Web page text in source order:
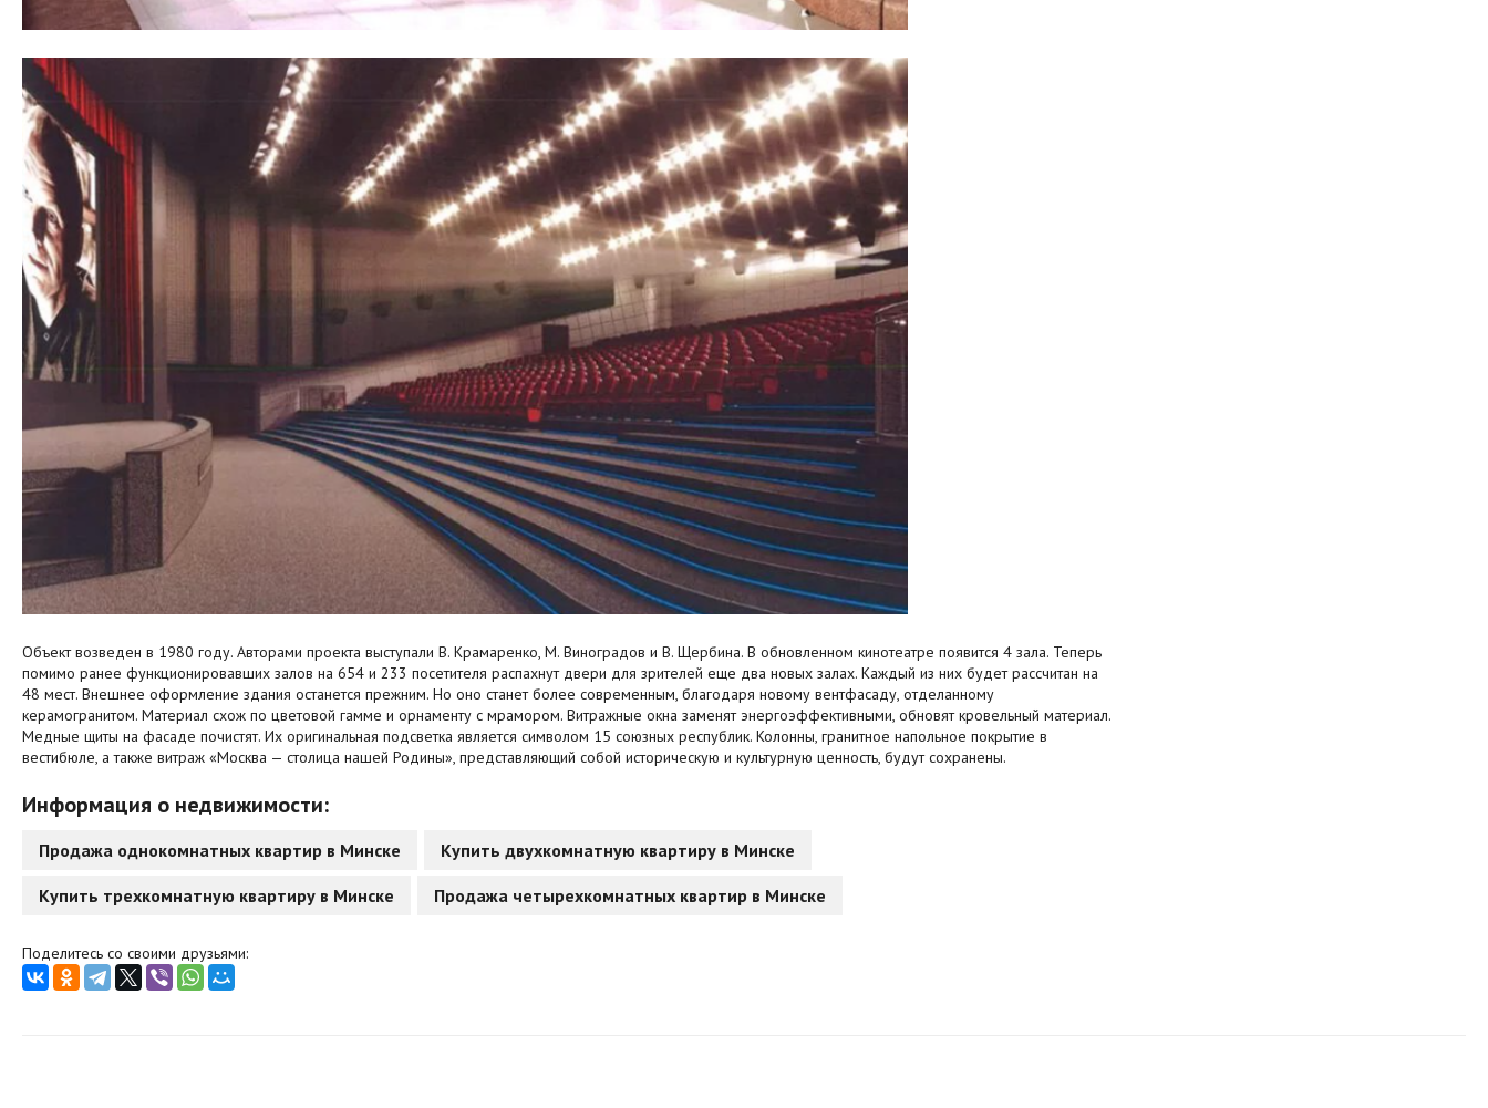
Объект возведен в 1980 году. Авторами проекта выступали В. Крамаренко, М. Виноградов и В. Щербина. В обновленном кинотеатре появится 4 зала. Теперь
помимо ранее функционировавших залов на 654 и 233 посетителя распахнут двери для зрителей еще два новых залах. Каждый из них будет рассчитан на
48 мест. Внешнее оформление здания останется прежним. Но оно станет более современным, благодаря новому вентфасаду, отделанному
керамогранитом. Материал схож по цветовой гамме и орнаменту с мрамором. Витражные окна заменят энергоэффективными, обновят кровельный материал.
Медные щиты на фасаде почистят. Их оригинальная подсветка является символом 15 союзных республик. Колонны, гранитное напольное покрытие в
вестибюле, а также витраж «Москва — столица нашей Родины», представляющий собой историческую и культурную ценность, будут сохранены.
Информация о недвижимости:
Продажа однокомнатных квартир в Минске Купить двухкомнатную квартиру в Минске
Купить трехкомнатную квартиру в Минске Продажа четырехкомнатных квартир в Минске
Поделитесь со своими друзьями: